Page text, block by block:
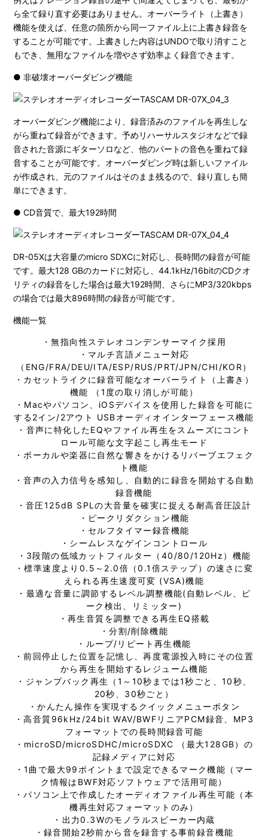
ら全て録り直す必要はありません。オーバーライト（上書き）
機能を使えば、任意の箇所から同一ファイル上に上書き録音を
することが可能です。上書きした内容はUNDOで取り消すこと
もでき、無用なファイルを増やさず効率よく録音できます。
● 非破壊オーバーダビング機能
オーバーダビング機能により、録音済みのファイルを再生しな
がら重ねて録音ができます。予めリハーサルスタジオなどで録
音された音源にギターソロなど、他のパートの音色を重ねて録
音することが可能です。オーバーダビング時は新しいファイル
が作成され、元のファイルはそのまま残るので、録り直しも簡
単にできます。
● CD音質で、最大192時間
DR-05Xは大容量のmicro SDXCに対応し、長時間の録音が可能
です。最大128 GBのカードに対応し、44.1kHz/16bitのCDクオ
リティの録音をした場合は最大192時間、さらにMP3/320kbps
の場合では最大896時間の録音が可能です。
機能一覧
・無指向性ステレオコンデンサーマイク採用
・マルチ言語メニュー対応
（ENG/FRA/DEU/ITA/ESP/RUS/PRT/JPN/CHI/KOR）
・カセットライクに録音可能なオーバーライト（上書き）
機能 （1度の取り消しが可能）
・Macやパソコン、iOSデバイスを使用した録音を可能に
する2イン/2アウト USBオーディオインターフェース機能
・音声に特化したEQやファイル再生をスムーズにコント
ロール可能な文字起こし再生モード
・ボーカルや楽器に自然な響きをかけるリバーブエフェク
ト機能
・音声の入力信号を感知し、自動的に録音を開始する自動
録音機能
・音圧125dB SPLの大音量を確実に捉える耐高音圧設計
・ピークリダクション機能
・セルフタイマー録音機能
・シームレスなゲインコントロール
・3段階の低域カットフィルター（40/80/120Hz）機能
・標準速度より0.5～2.0倍（0.1倍ステップ）の速さに変
えられる再生速度可変 (VSA)機能
・最適な音量に調節するレベル調整機能(自動レベル、ピ
ーク検出、リミッター)
・再生音質を調整できる再生EQ搭載
・分割/削除機能
・ループ/リピート再生機能
・前回停止した位置を記憶し、再度電源投入時にその位置
から再生を開始するレジューム機能
・ジャンプバック再生（1～10秒までは1秒ごと、10秒、
20秒、30秒ごと）
・かんたん操作を実現するクイックメニューボタン
・高音質96kHz/24bit WAV/BWFリニアPCM録音、MP3
フォーマットでの長時間録音可能
・microSD/microSDHC/microSDXC （最大128GB）の
記録メディアに対応
・1曲で最大99ポイントまで設定できるマーク機能（マー
ク情報はBWF対応ソフトウェアで活用可能）
・パソコン上で作成したオーディオファイル再生可能（本
機再生対応フォーマットのみ）
・出力0.3Wのモノラルスピーカー内蔵
・録音開始2秒前から音を録音する事前録音機能